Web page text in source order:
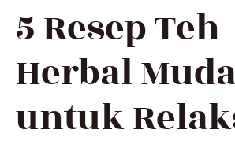
5 Resep Teh
Herbal
untuk